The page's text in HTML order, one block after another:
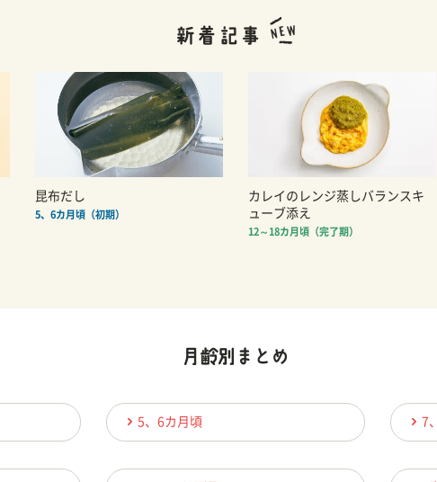
昆布だし
5、6カ月頃（初期）
カレイのレンジ蒸しバランスキ
ューブ添え
12～18カ月頃（完了期）
5、6カ月頃 7